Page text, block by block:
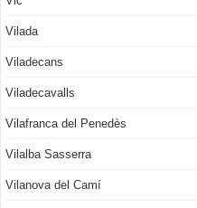
Vilada
Viladecans
Viladecavalls
Vilafranca del Penedès
Vilalba Sasserra
Vilanova del Camí